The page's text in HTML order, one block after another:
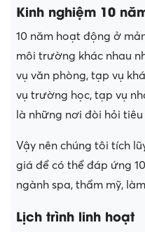
Kinh nghiệm 10
10 năm hoạt động ở
môi trường khác nhau
vụ văn phòng, tạp vụ
vụ trường học, tạp vụ
là những nơi đòi hỏi
Vậy nên chúng tôi tích
giá để có thể đáp ứng
ngành spa, thẩm mỹ,
Lịch trình linh hoạt